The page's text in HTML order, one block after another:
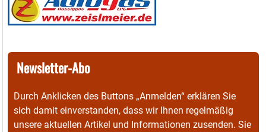
Newsletter-Abo
Durch Anklicken des Buttons „Anmelden“ erklären Sie
sich damit einverstanden, dass wir Ihnen regelmäßig
unsere aktuellen Artikel und Informationen zusenden. Sie